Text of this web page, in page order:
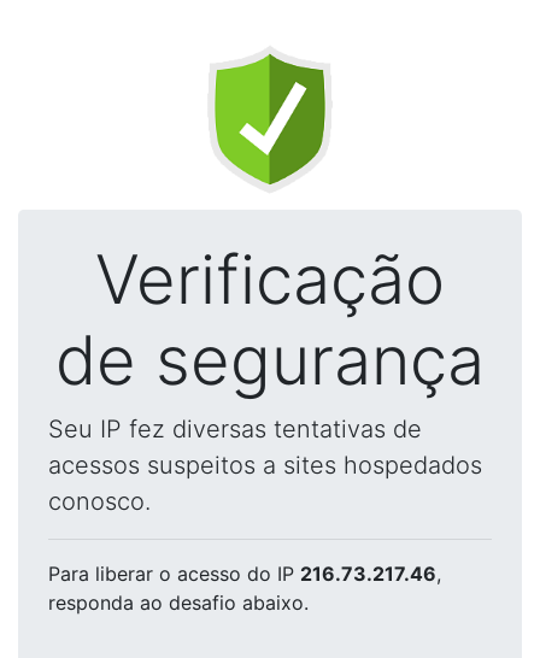
Verificação
de segurança
Seu IP fez diversas tentativas de
acessos suspeitos a sites hospedados
conosco.
Para liberar o acesso do IP 216.73.217.46,
responda ao desafio abaixo.